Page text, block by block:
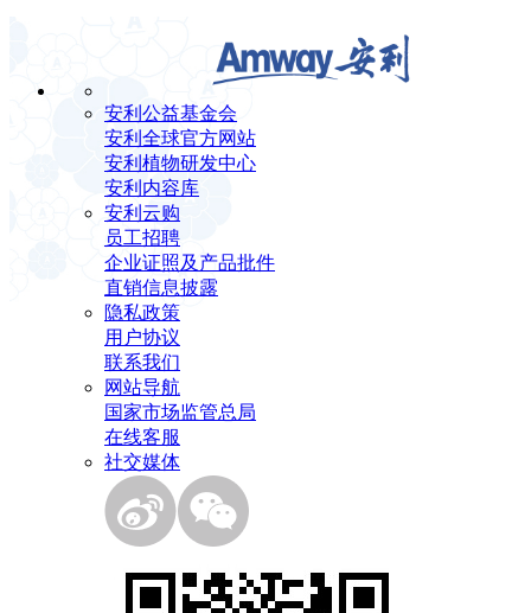
安利公益基金会
安利全球官方网站
安利植物研发中心
安利内容库
安利云购
员工招聘
企业证照及产品批件
直销信息披露
隐私政策
用户协议
联系我们
网站导航
国家市场监管总局
在线客服
社交媒体